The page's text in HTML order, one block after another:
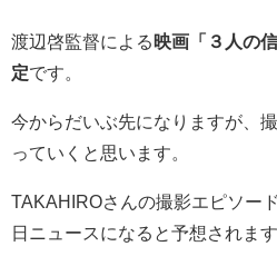
渡辺啓監督による 映画「 ３人の
定です。
今からだいぶ先になりますが、
っていくと思います。
TAKAHIROさんの撮影エピソー
日ニュースになると予想されます